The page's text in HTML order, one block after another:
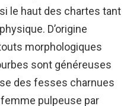
le haut des chartes tant
D’origine
morphologiques
sont généreuses
des fesses charnues
pulpeuse par